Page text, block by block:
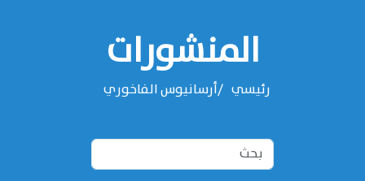
المنشورات
رئيسي ‌‌أرسانيوس الفاخوري